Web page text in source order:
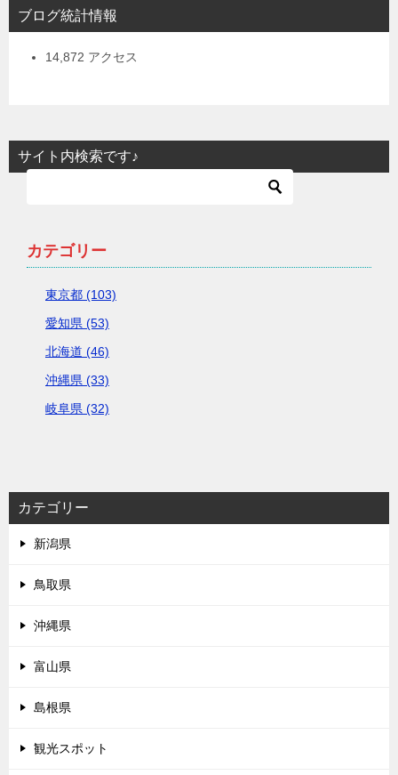
ブログ統計情報
14,872 アクセス
サイト内検索です♪
カテゴリー
東京都 (103)
愛知県 (53)
北海道 (46)
沖縄県 (33)
岐阜県 (32)
カテゴリー
新潟県
鳥取県
沖縄県
富山県
島根県
観光スポット